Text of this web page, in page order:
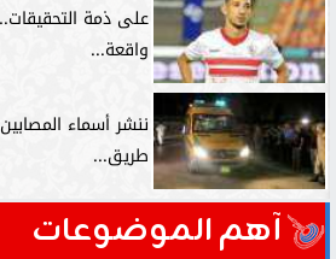
على ذمة
واقعة...
ننشر أسماء
طريق...
آهم الموضوعات